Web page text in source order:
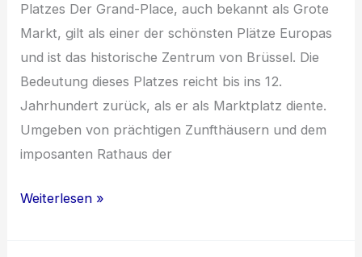
Platzes Der Grand-Place, auch bekannt als Grote
Markt, gilt als einer der schönsten Plätze Europas
und ist das historische Zentrum von Brüssel. Die
Bedeutung dieses Platzes reicht bis ins 12.
Jahrhundert zurück, als er als Marktplatz diente.
Umgeben von prächtigen Zunfthäusern und dem
imposanten Rathaus der
Entdecke
Weiterlesen »